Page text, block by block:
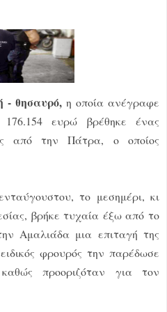
- θησαυρό, η οποία ανέγραφε
ευρώ βρέθηκε ένας
από την Πάτρα, ο οποίος
το μεσημέρι, κι
βρήκε τυχαία έξω από το
Αμαλιάδα μια επιταγή της
φρουρός την παρέδωσε
προοριζόταν για τον